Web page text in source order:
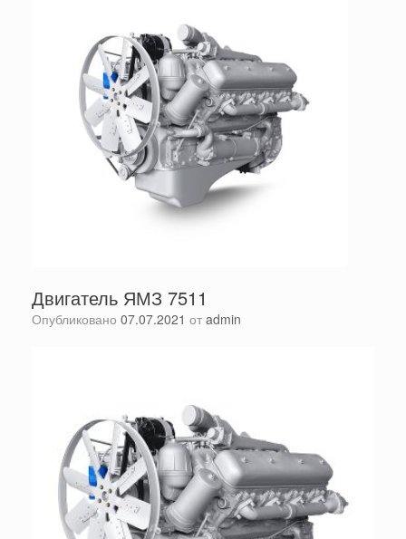
Двигатель ЯМЗ 7511
Опубликовано 07.07.2021 от admin